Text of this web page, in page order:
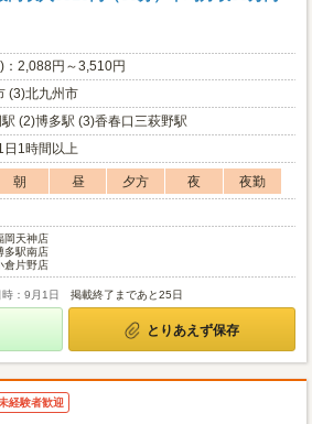
：2,088円～3,510円
(3)北九州市
(2)博多駅 (3)香春口三萩野駅
日1時間以上
朝 昼 夕方 夜
夜勤
岡天神店
多駅南店
倉片野店
：9月1日 掲載終了まであと25日
とりあえず保存
経験者歓迎